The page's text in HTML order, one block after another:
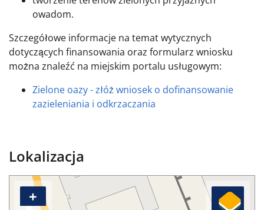
owadom.
Szczegółowe informacje na temat wytycznych
dotyczących finansowania oraz formularz wniosku
można znaleźć na miejskim portalu usługowym:
Zielone oazy - złóż wniosek o dofinansowanie
zazieleniania i odkrzaczania
Lokalizacja
+